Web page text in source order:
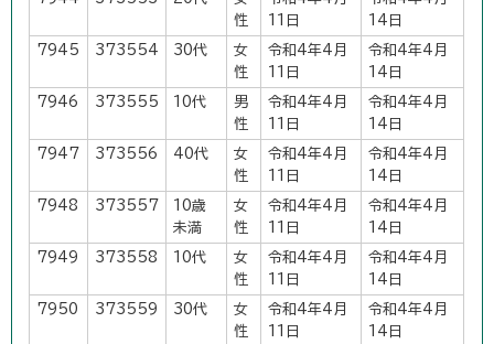
性
11日
14日
7945 373554 30代
女
性
令和4年4月
11日
令和4年4月
14日
7946 373555 10代
男
性
令和4年4月
11日
令和4年4月
14日
7947 373556 40代
女
性
令和4年4月
11日
令和4年4月
14日
7948 373557
10歳
未満
女
性
令和4年4月
11日
令和4年4月
14日
7949 373558 10代
女
性
令和4年4月
11日
令和4年4月
14日
7950 373559 30代
女
性
令和4年4月
11日
令和4年4月
14日